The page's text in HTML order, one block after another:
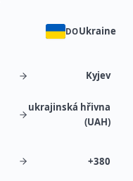
DOUkraine
Kyjev
ukrajinská hřivna
(UAH)
+380